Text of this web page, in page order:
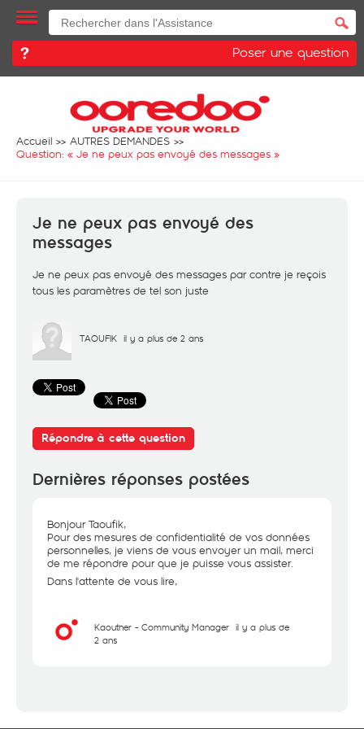
Poser une question
Accueil
AUTRES DEMANDES
Question: « Je ne peux pas envoyé des messages »
Je ne peux pas envoyé des
messages
Je ne peux pas envoyé des messages par contre je reçois
tous les paramètres de tel son juste
TAOUFIK il y a plus de 2 ans
Répondre à cette question
Dernières réponses postées
Bonjour Taoufik,
Pour des mesures de confidentialité de vos données
personnelles, je viens de vous envoyer un mail, merci
de me répondre pour que je puisse vous assister.
Dans l'attente de vous lire,
Kaouther - Community Manager il y a plus de
2 ans